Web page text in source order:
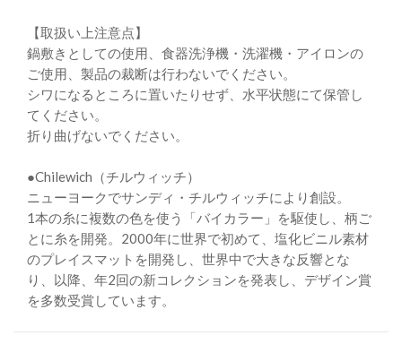
【取扱い上注意点】
鍋敷きとしての使用、食器洗浄機・洗濯機・アイロンの
ご使用、製品の裁断は行わないでください。
シワになるところに置いたりせず、水平状態にて保管し
てください。
折り曲げないでください。
●Chilewich（チルウィッチ）
ニューヨークでサンディ・チルウィッチにより創設。
1本の糸に複数の色を使う「バイカラー」を駆使し、柄ご
とに糸を開発。2000年に世界で初めて、塩化ビニル素材
のプレイスマットを開発し、世界中で大きな反響とな
り、以降、年2回の新コレクションを発表し、デザイン賞
を多数受賞しています。